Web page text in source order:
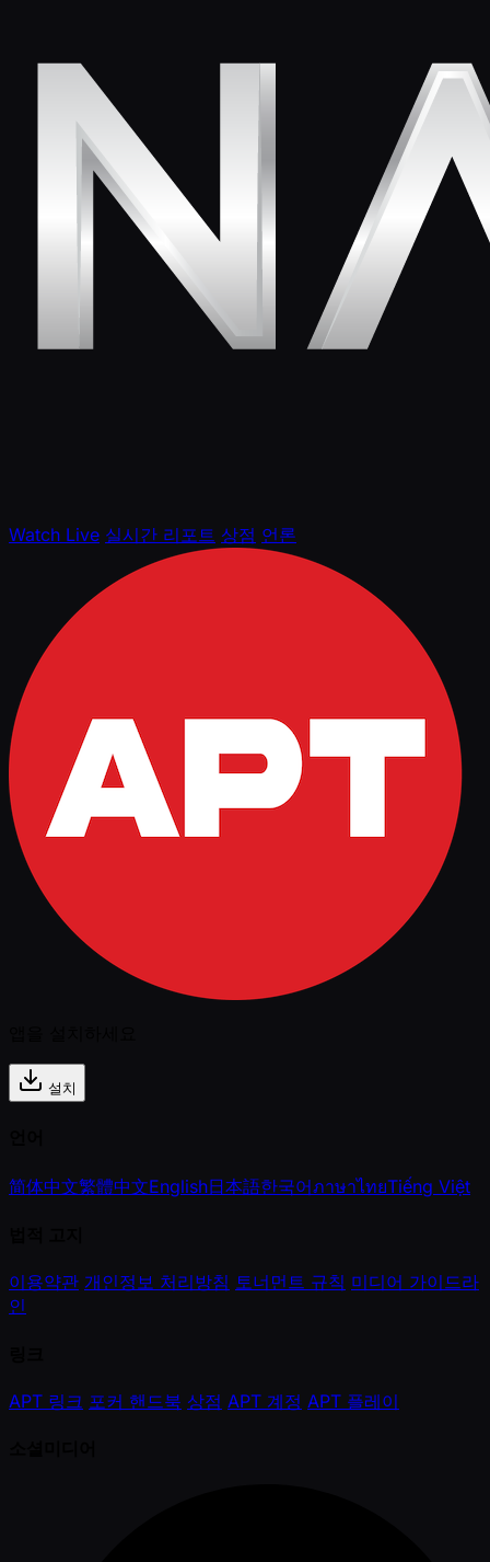
Watch Live 실시간 리포트 상점 언론
설치
简体中文繁體中文English日本語한국어ภาษาไทยTiếng Việt
이용약관 개인정보 처리방침 토너먼트 규칙 미디어 가이드라
인
APT 링크 포커 핸드북 상점 APT 계정 APT 플레이